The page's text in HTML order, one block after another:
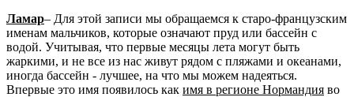
Ламар– Для этой записи мы обращаемся к старо-французским
именам мальчиков, которые означают пруд или бассейн с
водой. Учитывая, что первые месяцы лета могут быть
жаркими, и не все из нас живут рядом с пляжами и океанами,
иногда бассейн - лучшее, на что мы можем надеяться.
Впервые это имя появилось как имя в регионе Нормандия во